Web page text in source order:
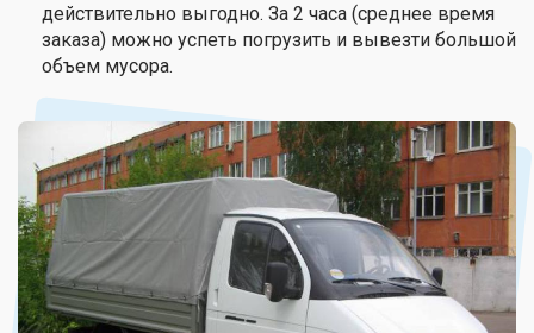
действительно выгодно. За 2 часа (среднее время
заказа) можно успеть погрузить и вывезти большой
объем мусора.